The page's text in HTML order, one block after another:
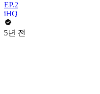
EP.2
iHQ
5년 전